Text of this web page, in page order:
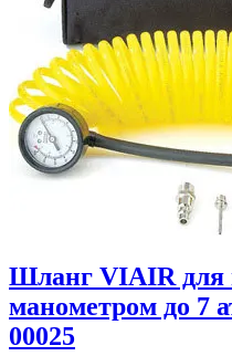
Шланг VIAIR для
манометром до 7
00025